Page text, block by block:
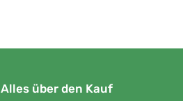
Alles über den Kauf